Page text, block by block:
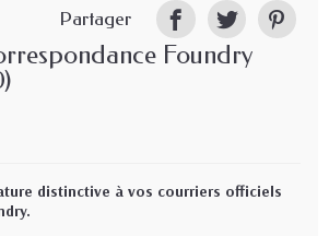
Partager
Foundry
distinctive à vos courriers officiels